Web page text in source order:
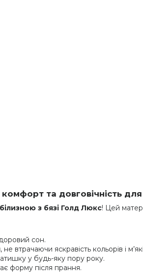
та довговічність
з бязі Голд Люкс! Цей
сон.
, не втрачаючи яскравість кольорів і
у будь-яку пору року.
форму після прання.